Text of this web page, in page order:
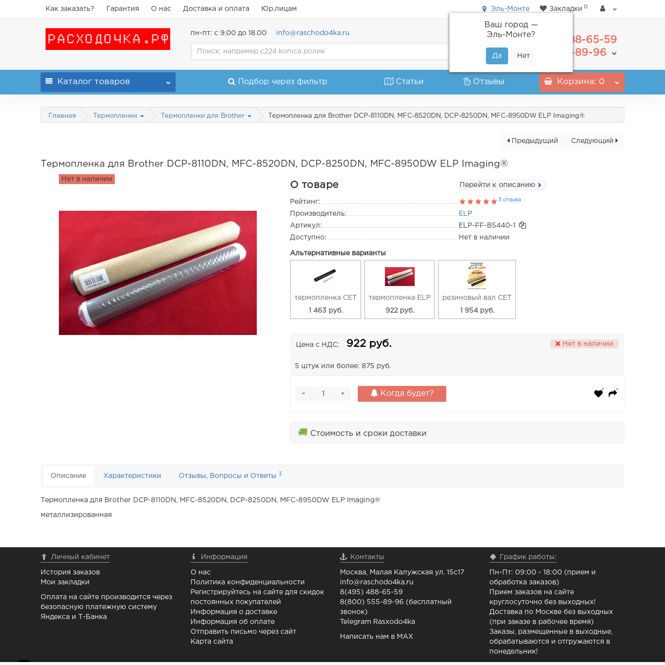
Как заказать? Гарантия О нас Доставка и оплата Юр.лицам Эль-Монте
Ваш город —
Эль-Монте?
Закладки 0
пн-пт: с 9.00 до 18.00 info@raschodo4ka.ru
488-65-59
+7(800) 555-89-96
Каталог товаров Подбор через фильтр Статьи Отзывы Корзина: 0
Главная Термопленки Термопленки для Brother Термопленка для Brother DCP-8110DN, MFC-8520DN, DCP-8250DN, MFC-8950DW ELP Imaging®
Следующий
Предыдущий
Термопленка для Brother DCP-8110DN, MFC-8520DN, DCP-8250DN, MFC-8950DW ELP Imaging®
Нет в наличии
О товаре Перейти к описанию
Рейтинг: 3 отзыва
Производитель:
ELP
Артикул:
ELP-FF-B5440-1
Доступно:
Нет в наличии
Альтернативные варианты
термопленка CET
1 463 руб.
термопленка ELP
922 руб.
резиновый вал CET
1 954 руб.
Цена с НДС: 922 руб. Нет в наличии
5 штук или более: 875 руб.
+
- Когда будет?
🚚 Стоимость и сроки доставки
Описание Характеристики Отзывы, Вопросы и Ответы3
Термопленка для Brother DCP-8110DN, MFC-8520DN, DCP-8250DN, MFC-8950DW ELP Imaging®
металлизированная
Личный кабинет
История заказов
Мои закладки
Оплата на сайте производится через
безопасную платежную систему
Яндекса и Т-Банка
Информация
О нас
Политика конфиденциальности
Регистрируйтесь на сайте для скидок
постоянных покупателей
Информация о доставке
Информация об оплате
Отправить письмо через сайт
Карта сайта
Контакты
Москва, Малая Калужская ул. 15с17
info@raschodo4ka.ru
8(495) 488-65-59
8(800) 555-89-96 (бесплатный
звонок)
Telegram Rasxodo4ka
Написать нам в MAX
График работы:
Пн-Пт: 09:00 - 18:00 (прием и
обработка заказов)
Прием заказов на сайте
круглосуточно без выходных!
Доставка по Москве без выходных
(при заказе в рабочее время)
Заказы, размещенные в выходные,
обрабатываются и отгружаются в
понедельник!